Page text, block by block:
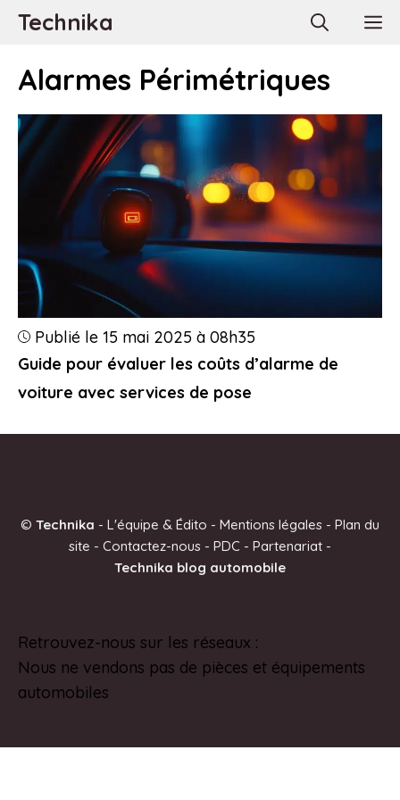
AllerTechnika
Alarmes Périmétriques
Guide pour évaluer les coûts d’alarme de
voiture avec services de pose
Publié le 15 mai 2025 à 08h35
© Technika - L'équipe & Édito - Mentions légales - Plan du
site - Contactez-nous - PDC - Partenariat -
Technika blog automobile
Retrouvez-nous sur les réseaux :
Nous ne vendons pas de pièces et équipements
automobiles